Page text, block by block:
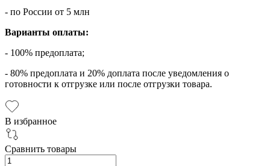
- по России от 5 млн
Варианты оплаты:
- 100% предоплата;
- 80% предоплата и 20% доплата после уведомления о
готовности к отгрузке или после отгрузки товара.
В избранное
Сравнить товары